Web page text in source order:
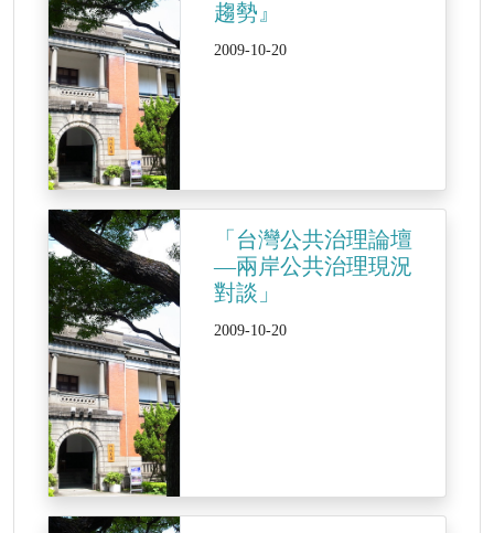
趨勢』
2009-10-20
「台灣公共治理論壇
—兩岸公共治理現況
對談」
2009-10-20